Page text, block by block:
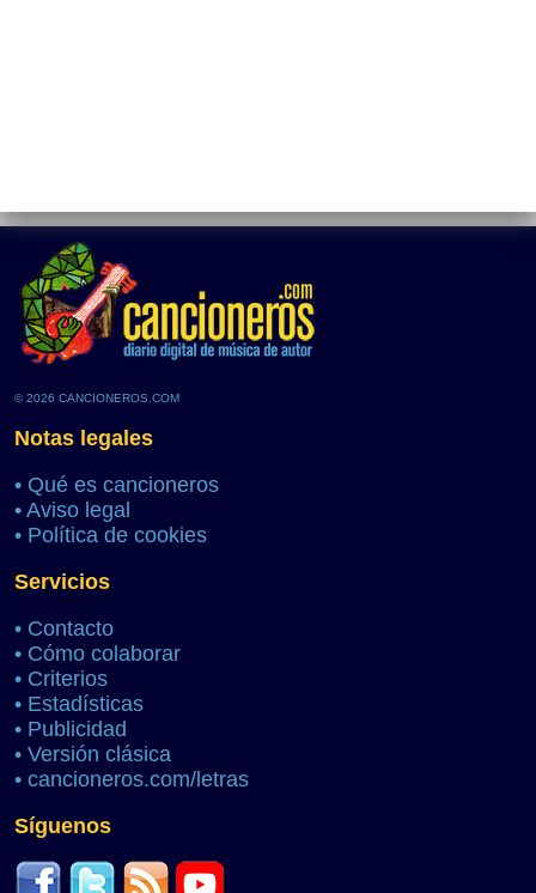
© 2026 CANCIONEROS.COM
Notas legales
• Qué es cancioneros
• Aviso legal
• Política de cookies
Servicios
• Contacto
• Cómo colaborar
• Criterios
• Estadísticas
• Publicidad
• Versión clásica
• cancioneros.com/letras
Síguenos